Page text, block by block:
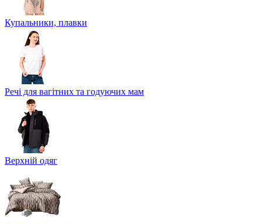
Купальники, плавки
Речі для вагітних та годуючих мам
Верхній одяг